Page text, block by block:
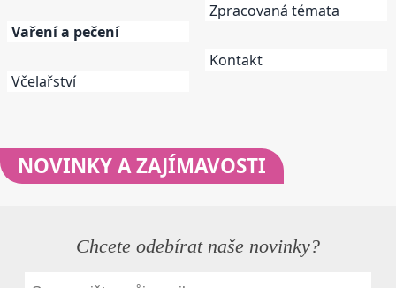
Vaření a pečení
Včelařství
Zpracovaná témata
Kontakt
NOVINKYA ZAJÍMAVOSTI
Chcete odebírat naše novinky?